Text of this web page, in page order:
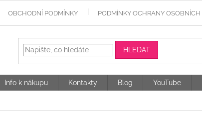
OBCHODNÍ PODMÍNKY PODMÍNKY OCHRANY
HLEDAT
Info k nákupu Kontakty Blog YouTube